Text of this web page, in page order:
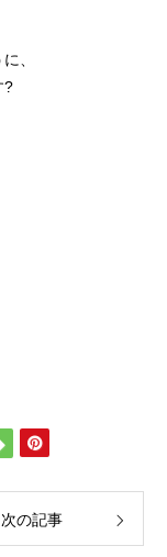
、
?
次の記事